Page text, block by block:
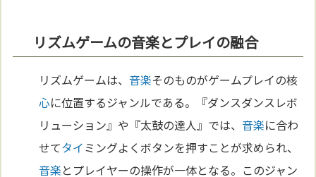
リズムゲームの音楽とプレイの融合
リズムゲームは、音楽そのものがゲームプレイの核
心に位置するジャンルである。『ダンスダンスレボ
リューション』や『太鼓の達人』では、音楽に合わ
せてタイミングよくボタンを押すことが求められ、
音楽とプレイヤーの操作が一体となる。このジャン